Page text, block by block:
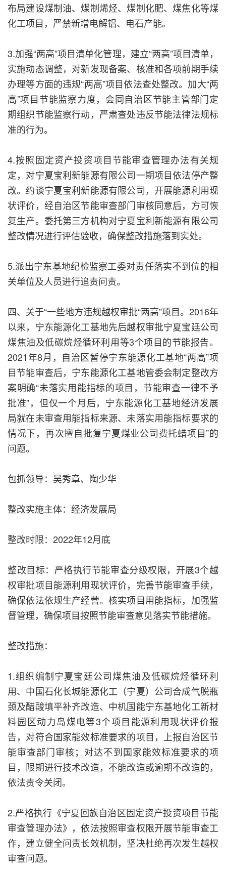
布局建设煤制油、煤制烯烃、煤制化肥、煤焦化等煤
化工项目，严禁新增电解铝、电石产能。
3.加强“两高”项目清单化管理，建立“两高”项目清单，
实施动态调整，对新发现备案、核准和各项前期手续
办理等方面的违规“两高”项目依法查处整改。加大“两
高”项目节能监察力度，会同自治区节能主管部门定
期组织节能监察行动，严肃查处违反节能法律法规标
准的行为。
4.按照固定资产投资项目节能审查管理办法有关规
定，对宁夏宝利新能源有限公司一期项目依法停产整
改。约谈宁夏宝利新能源有限公司，开展能源利用现
状评价，经自治区节能审查部门审核同意后，方可恢
复生产。委托第三方机构对宁夏宝利新能源有限公司
整改情况进行评估验收，确保整改措施落到实处。
5.派出宁东基地纪检监察工委对责任落实不到位的相
关单位及人员进行追责问责。
四、关于“一些地方违规越权审批“两高”项目。2016年
以来，宁东能源化工基地先后越权审批宁夏宝廷公司
煤焦油及低碳烷烃循环利用等3个项目的节能报告。
2021年8月，自治区暂停宁东能源化工基地“两高”项
目节能审查后，宁东能源化工基地管委会制定整改方
案明确“未落实用能指标的项目，节能审查一律不予
批准”，但仅一个月后，宁东能源化工基地经济发展
局就在未审查用能指标来源、未落实用能指标要求的
情况下，再次擅自批复宁夏煤业公司费托蜡项目”的
问题。
包抓领导：吴秀章、陶少华
整改实施主体：经济发展局
整改时限：2022年12月底
整改目标：严格执行节能审查分级权限，开展3个越
权审批项目能源利用现状评价，完善节能审查手续，
确保依法依规生产经营。核实项目用能指标，加强监
督管理，确保项目按照节能审查意见落实节能措施。
整改措施：
1.组织编制宁夏宝廷公司煤焦油及低碳烷烃循环利
用、中国石化长城能源化工（宁夏）公司合成气脱瓶
颈及醋酸填平补齐改造、中机国能宁东基地化工新材
料园区动力岛煤电等3个项目能源利用现状评价报
告，对符合国家能效标准要求的项目，上报自治区节
能审查部门审核；对达不到国家能效标准要求的项
目，限期进行技术改造，不能改造或逾期不改造的，
依法责令关闭。
2.严格执行《宁夏回族自治区固定资产投资项目节能
审查管理办法》，依法按照审查权限开展节能审查工
作，建立健全问责长效机制，坚决杜绝再次发生越权
审查问题。